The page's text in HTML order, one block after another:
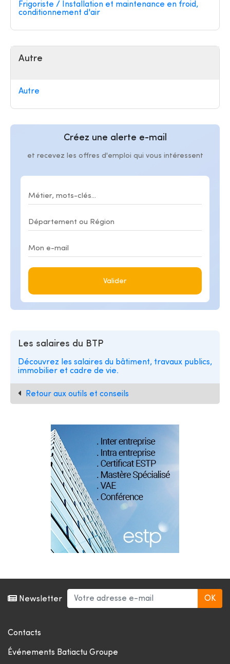
Frigoriste / Installation et maintenance en froid,
conditionnement d'air
Autre
Autre
Créez une alerte e-mail
et recevez les offres d'emploi qui vous intéressent
Valider
Les salaires du BTP
Découvrez les salaires du bâtiment, travaux publics,
immobilier et cadre de vie.
Retour aux outils et conseils
Newsletter
Contacts
Événements Batiactu Groupe